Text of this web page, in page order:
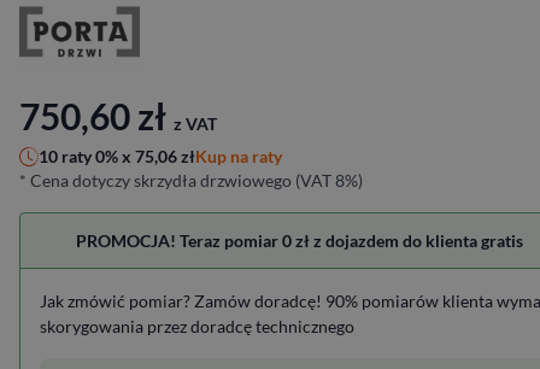
750,60zł z VAT
10 raty 0% x 75,06złKup na raty
* Cena dotyczy skrzydła drzwiowego (VAT 8%)
PROMOCJA! Teraz pomiar 0 zł z dojazdem do klienta gratis
Jak zmówić pomiar? Zamów doradcę! 90% pomiarów klienta
skorygowania przez doradcę technicznego